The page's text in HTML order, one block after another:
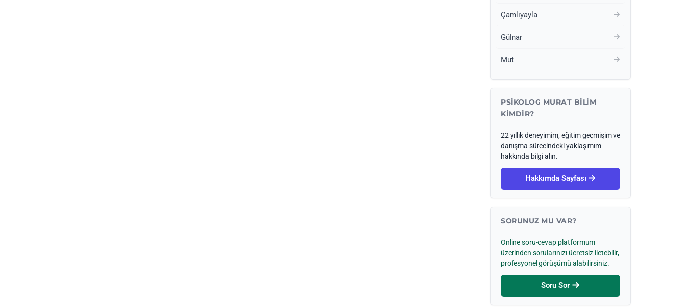
Çamlıyayla
Gülnar
Mut
PSIKOLOG MURAT BILIM
KIMDIR?
22 yıllık deneyimim, eğitim geçmişim ve
danışma sürecindeki yaklaşımım
hakkında bilgi alın.
Hakkımda Sayfası
SORUNUZ MU VAR?
Online soru-cevap platformum
üzerinden sorularınızı ücretsiz iletebilir,
profesyonel görüşümü alabilirsiniz.
Soru Sor